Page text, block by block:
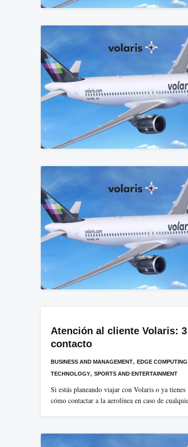
Atención al cliente Volaris:
contacto
BUSINESS AND MANAGEMENT, EDGE COMPUTING
TECHNOLOGY, SPORTS AND ENTERTAINMENT
Si estás planeando viajar con Volaris o ya
cómo contactar a la aerolínea en caso de